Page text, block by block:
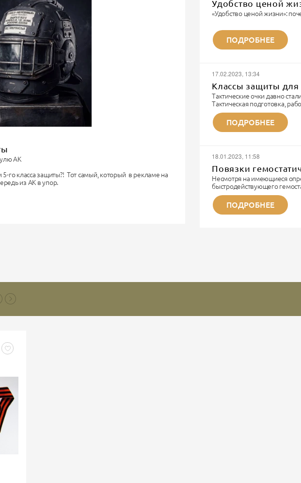
АК
го класса защиты?! Тот самый, который в рекламе на
из АК в упор.
унитаз, чтобы надеть его на голову.
(по старому ГОСТу) - это примерно 6–8 мм стали или
Удобство ценой
«Удобство ценой жизни»:
Записки военного
«Я видел многое. Но каждый
не забывается. Потому что
ПОДРОБНЕЕ
17.02.2023, 13:34
Классы защиты для
Тактические очки давно
Тактическая подготовка,
технике и непосредственно
тактические очки.
ЗАЩИТА - основное
- крепкие душки/оправа
- покрытие...
ПОДРОБНЕЕ
18.01.2023, 11:58
Повязки
Несмотря на имеющиеся
быстродействующего
неотложных ситуациях
гемостатические средства
поколение
ПОДРОБНЕЕ